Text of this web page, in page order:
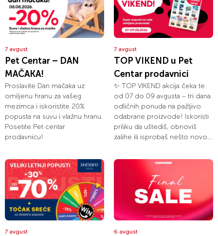
7 avgust
Pet Centar – DAN
MAČAKA!
Proslavite Dan mačaka uz
omiljenu hranu za vašeg
mezimca i iskoristite 20%
popusta na suvu i vlažnu hranu.
Posetite Pet centar
prodavnicu!
7 avgust
TOP VIKEND u Pet
Centar prodavnici
✨ TOP VIKEND akcija čeka te
od 07 do 09 avgusta – tri dana
odličnih ponuda na pažljivo
odabrane proizvode! Iskoristi
priliku da uštediš, obnoviš
zalihe ili isprobaš nešto novo...
7 avgust 6 avgust